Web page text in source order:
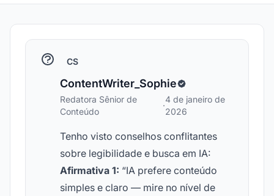
CS
ContentWriter_Sophie
Redatora Sênior de
Conteúdo
·
4 de janeiro de
2026
Tenho visto conselhos conflitantes
sobre legibilidade e busca em IA:
Afirmativa 1: “IA prefere conteúdo
simples e claro — mire no nível de